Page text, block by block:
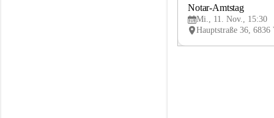
Notar-Amtstag
Mi., 11. Nov., 15:30